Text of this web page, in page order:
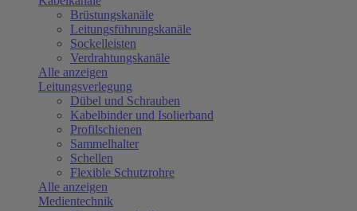
Brüstungskanäle
Leitungsführungskanäle
Sockelleisten
Verdrahtungskanäle
Alle anzeigen
Leitungsverlegung
Dübel und Schrauben
Kabelbinder und Isolierband
Profilschienen
Sammelhalter
Schellen
Flexible Schutzrohre
Alle anzeigen
Medientechnik